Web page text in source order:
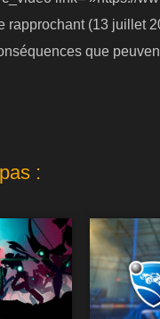
rapprochant (13 juillet
que
: